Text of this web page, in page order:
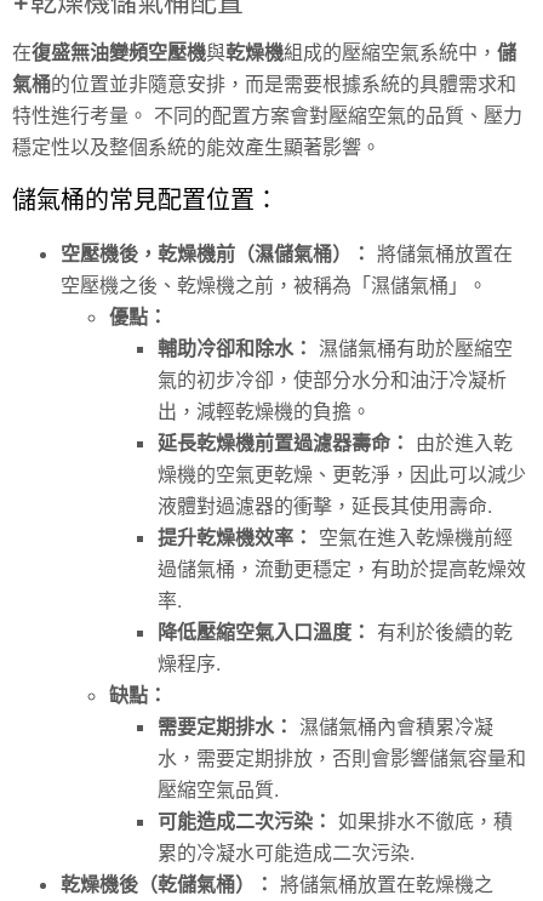
在復盛無油變頻空壓機與乾燥機組成的壓縮空氣系統中， 儲
氣桶的位置並非隨意安排，而是需要根據系統的具體需求和
特性進行考量。 不同的配置方案會對壓縮空氣的品質、壓力
穩定性以及整個系統的能效產生顯著影響。
儲氣桶的常見配置位置：
空壓機後，乾燥機前（濕儲氣桶）： 將儲氣桶放置在
空壓機之後、乾燥機之前，被稱為「濕儲氣桶」。
優點：
輔助冷卻和除水： 濕儲氣桶有助於壓縮空
氣的初步冷卻，使部分水分和油汙冷凝析
出，減輕乾燥機的負擔。
延長乾燥機前置過濾器壽命： 由於進入乾
燥機的空氣更乾燥、更乾淨，因此可以減少
液體對過濾器的衝擊，延長其使用壽命.
提升乾燥機效率： 空氣在進入乾燥機前經
過儲氣桶，流動更穩定，有助於提高乾燥效
率.
降低壓縮空氣入口溫度： 有利於後續的乾
燥程序.
缺點：
需要定期排水： 濕儲氣桶內會積累冷凝
水，需要定期排放，否則會影響儲氣容量和
壓縮空氣品質.
可能造成二次污染： 如果排水不徹底，積
累的冷凝水可能造成二次污染.
乾燥機後（乾儲氣桶）： 將儲氣桶放置在乾燥機之